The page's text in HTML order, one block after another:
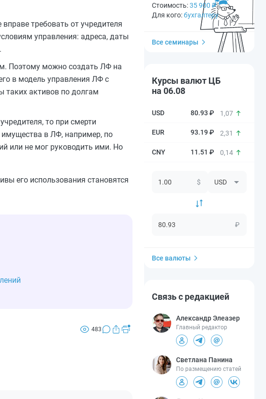
требовать от учредителя
управления: адреса, даты
Поэтому можно создать ЛФ на
в модель управления ЛФ с
таких активов по долгам
то при смерти
имущества в ЛФ, например, по
или не мог руководить ими. Но
его использования становятся
483
Стоимость:35 900 ₽
Для кого:бухгалтеру
Все семинары
Курсы валют ЦБ
на 06.08
80.93 ₽ 1,07
93.19 ₽ 2,31
11.51 ₽ 0,14
$
₽
Все валюты
Связь с редакцией
Александр Элеазер
Главный редактор
Светлана Панина
По размещению статей